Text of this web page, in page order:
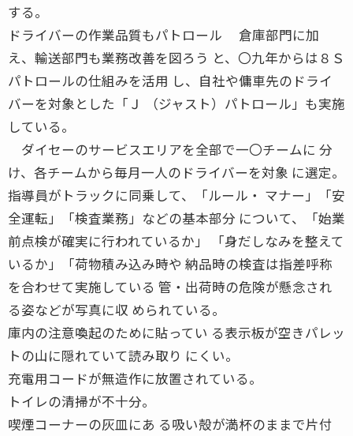
する。
ドライバーの作業品質もパトロール 倉庫部門に加
え、輸送部門も業務改善を図ろう と、〇九年からは８Ｓ
パトロールの仕組みを活用 し、自社や傭車先のドライ
バーを対象とした「Ｊ （ジャスト）パトロール」も実施
している。
ダイセーのサービスエリアを全部で一〇チームに 分
け、各チームから毎月一人のドライバーを対象 に選定。
指導員がトラックに同乗して、「ルール・ マナー」「安
全運転」「検査業務」などの基本部分 について、「始業
前点検が確実に行われているか」 「身だしなみを整えて
いるか」「荷物積み込み時や 納品時の検査は指差呼称
を合わせて実施している 管・出荷時の危険が懸念され
る姿などが写真に収 められている。
庫内の注意喚起のために貼ってい る表示板が空きパレッ
トの山に隠れていて読み取り にくい。
充電用コードが無造作に放置されている。
トイレの清掃が不十分。
喫煙コーナーの灰皿にあ る吸い殻が満杯のままで片付